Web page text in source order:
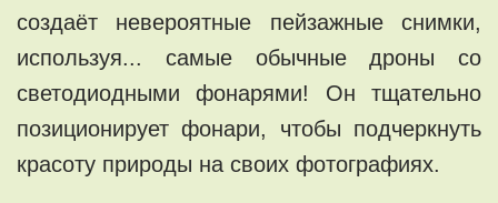
создаёт невероятные пейзажные снимки,
используя... самые обычные дроны со
светодиодными фонарями! Он тщательно
позиционирует фонари, чтобы подчеркнуть
красоту природы на своих фотографиях.